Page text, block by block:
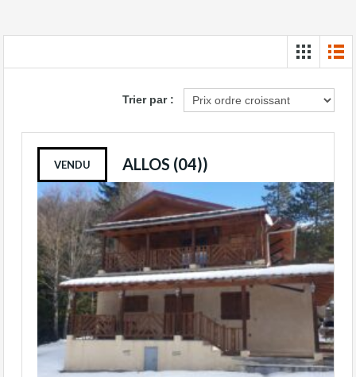
Trier par :
VENDU ALLOS (04))